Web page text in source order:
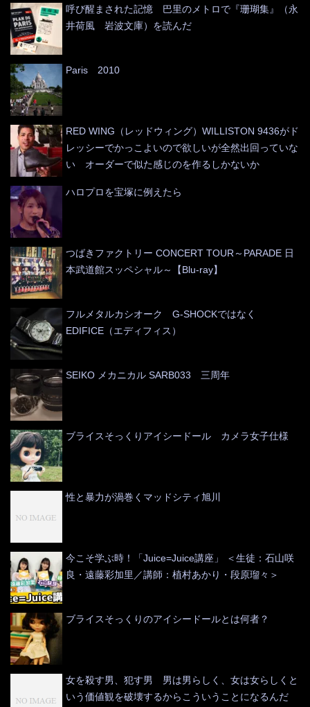
呼び醒まされた記憶 巴里のメトロで『珊瑚集』（永
井荷風 岩波文庫）を読んだ
Paris 2010
RED WING（レッドウィング）WILLISTON 9436がド
レッシーでかっこよいので欲しいが全然出回っていな
い オーダーで似た感じのを作るしかないか
ハロプロを宝塚に例えたら
つばきファクトリー CONCERT TOUR～PARADE 日
本武道館スッペシャル～【Blu-ray】
フルメタルカシオーク G-SHOCKではなく
EDIFICE（エディフィス）
SEIKO メカニカル SARB033 三周年
ブライスそっくりアイシードール カメラ女子仕様
性と暴力が渦巻くマッドシティ旭川
今こそ学ぶ時！「Juice=Juice講座」 ＜生徒：石山咲
良・遠藤彩加里／講師：植村あかり・段原瑠々＞
ブライスそっくりのアイシードールとは何者？
女を殺す男、犯す男 男は男らしく、女は女らしくと
いう価値観を破壊するからこういうことになるんだ